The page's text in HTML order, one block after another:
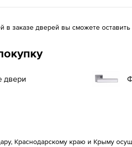
в заказе дверей вы сможете
двери
Краснодарскому краю и Крыму